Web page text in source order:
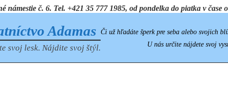
námestie č. 6. Tel. +421 35 777 1985, od pondelka do piatka v čase
Adamas
svoj lesk. Nájdite svoj štýl.
Či už hľadáte šperk pre seba alebo svojich
U nás určite nájdete svoj